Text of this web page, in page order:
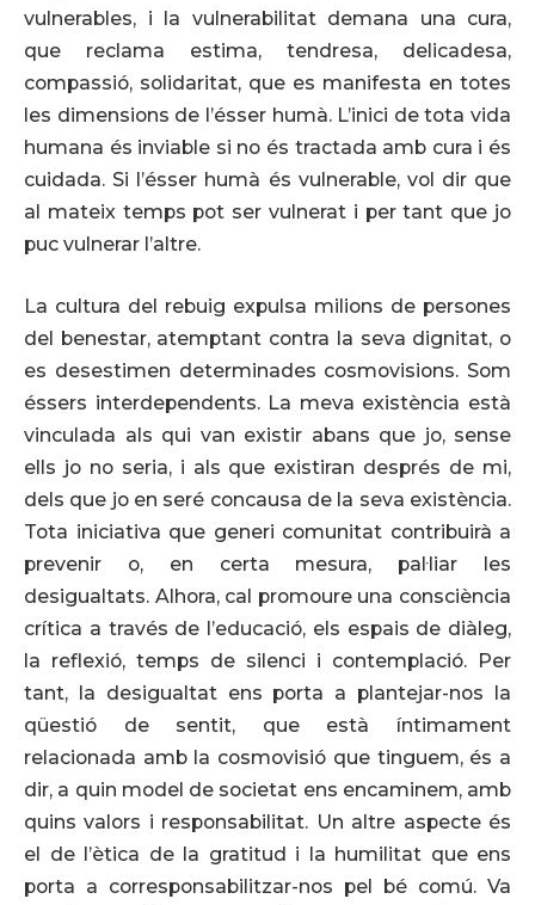
vulnerables, i la vulnerabilitat demana una cura,
que reclama estima, tendresa, delicadesa,
compassió, solidaritat, que es manifesta en totes
les dimensions de l’ésser humà. L’inici de tota vida
humana és inviable si no és tractada amb cura i és
cuidada. Si l’ésser humà és vulnerable, vol dir que
al mateix temps pot ser vulnerat i per tant que jo
puc vulnerar l’altre.
La cultura del rebuig expulsa milions de persones
del benestar, atemptant contra la seva dignitat, o
es desestimen determinades cosmovisions. Som
éssers interdependents. La meva existència està
vinculada als qui van existir abans que jo, sense
ells jo no seria, i als que existiran després de mi,
dels que jo en seré concausa de la seva existència.
Tota iniciativa que generi comunitat contribuirà a
prevenir o, en certa mesura, pal·liar les
desigualtats. Alhora, cal promoure una consciència
crítica a través de l’educació, els espais de diàleg,
la reflexió, temps de silenci i contemplació. Per
tant, la desigualtat ens porta a plantejar-nos la
qüestió de sentit, que està íntimament
relacionada amb la cosmovisió que tinguem, és a
dir, a quin model de societat ens encaminem, amb
quins valors i responsabilitat. Un altre aspecte és
el de l’ètica de la gratitud i la humilitat que ens
porta a corresponsabilitzar-nos pel bé comú. Va